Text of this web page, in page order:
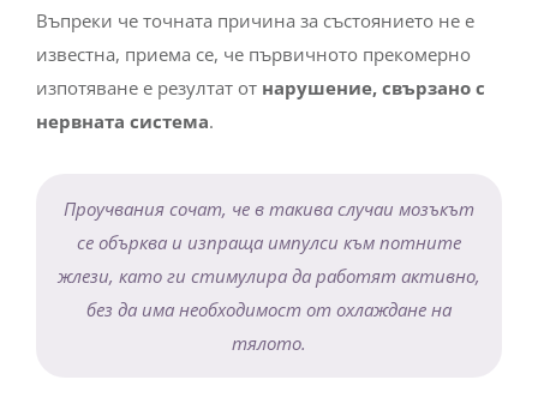
Въпреки че точната причина за състоянието не е
известна, приема се, че първичното прекомерно
изпотяване е резултат отнарушение, свързано с
нервната система.
Проучвания сочат, че в такива случаи мозъкът
се обърква и изпраща импулси към потните
жлези, като ги стимулира да работят активно,
без да има необходимост от охлаждане на
тялото.